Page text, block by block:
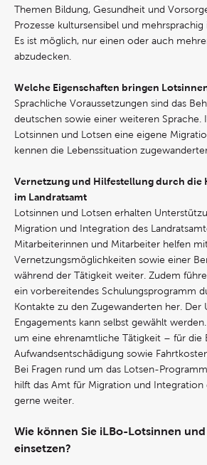
Themen Bildung, Gesundheit und
Prozesse kultursensibel und
Es ist möglich, nur einen oder auch
abzudecken.
Welche Eigenschaften bringen
Sprachliche Voraussetzungen sind das
deutschen sowie einer weiteren Sprache.
Lotsinnen und Lotsen eine eigene
kennen die Lebenssituation
Vernetzung und Hilfestellung durch die
im Landratsamt
Lotsinnen und Lotsen erhalten
Migration und Integration des
Mitarbeiterinnen und Mitarbeiter helfen
Vernetzungsmöglichkeiten sowie einer
während der Tätigkeit weiter. Zudem
ein vorbereitendes Schulungsprogramm
Kontakte zu den Zugewanderten her. Der
Engagements kann selbst gewählt
um eine ehrenamtliche Tätigkeit – für die
Aufwandsentschädigung sowie
Bei Fragen rund um das Lotsen-
hilft das Amt für Migration und Integration
gerne weiter.
Wie können Sie iLBo-Lotsinnen
einsetzen?